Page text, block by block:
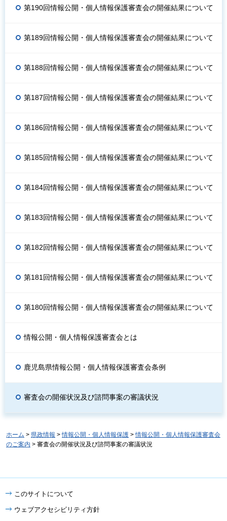
第190回情報公開・個人情報保護審査会の開催結果について
第189回情報公開・個人情報保護審査会の開催結果について
第188回情報公開・個人情報保護審査会の開催結果について
第187回情報公開・個人情報保護審査会の開催結果について
第186回情報公開・個人情報保護審査会の開催結果について
第185回情報公開・個人情報保護審査会の開催結果について
第184回情報公開・個人情報保護審査会の開催結果について
第183回情報公開・個人情報保護審査会の開催結果について
第182回情報公開・個人情報保護審査会の開催結果について
第181回情報公開・個人情報保護審査会の開催結果について
第180回情報公開・個人情報保護審査会の開催結果について
情報公開・個人情報保護審査会とは
鹿児島県情報公開・個人情報保護審査会条例
審査会の開催状況及び諮問事案の審議状況
ホーム > 県政情報 >情報公開・個人情報保護 >情報公開・個人情報保護審査会
のご案内 > 審査会の開催状況及び諮問事案の審議状況
このサイトについて
ウェブアクセシビリティ方針